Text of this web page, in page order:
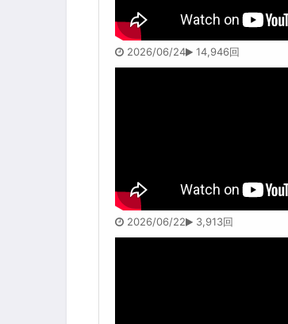
2026/06/24 14,946回
2026/06/22 3,913回